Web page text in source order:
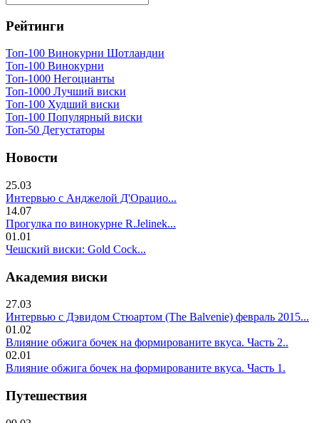
Рейтинги
Топ-100 Винокурни Шотландии
Топ-100 Винокурни
Топ-1000 Негоцианты
Топ-1000 Лучший виски
Топ-100 Худший виски
Топ-100 Популярный виски
Топ-50 Дегустаторы
Новости
25.03
Интервью с Анджелой Д'Орацио...
14.07
Прогулка по винокурне R.Jelinek...
01.01
Чешский виски: Gold Cock...
Академия виски
27.03
Интервью с Дэвидом Стюартом (The Balvenie) февраль 2015...
01.02
Влияние обжига бочек на формированите вкуса. Часть 2..
02.01
Влияние обжига бочек на формированите вкуса. Часть 1.
Путешествия